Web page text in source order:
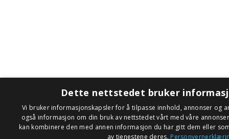
Dette nettstedet bruker
Vi bruker informasjonskapsler for å tilpasse innhold, annonser og
også informasjon om din bruk av nettstedet vårt med våre
kan kombinere den med annen informasjon du har gitt dem eller
av tjenestene deres.